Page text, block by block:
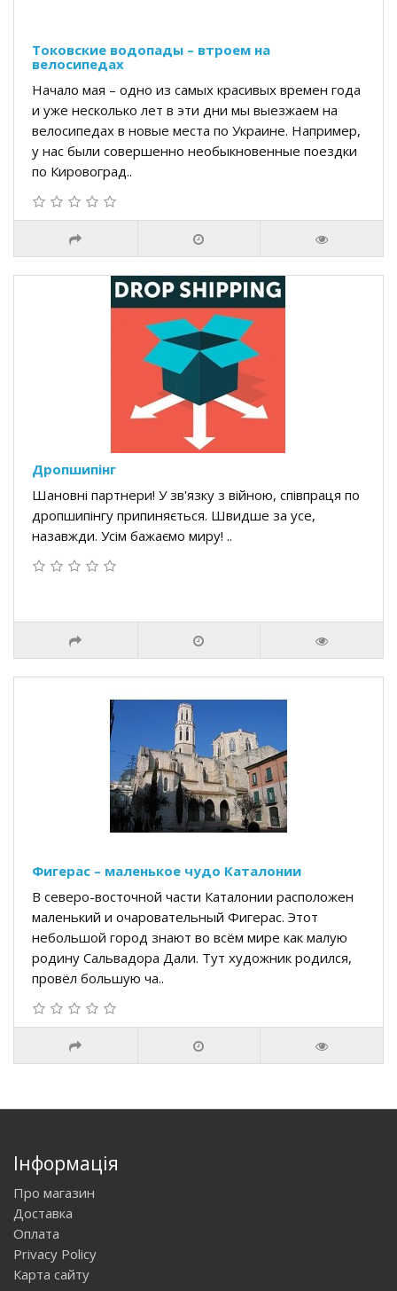
Токовские водопады – втроем на
велосипедах
Начало мая – одно из самых красивых времен года
и уже несколько лет в эти дни мы выезжаем на
велосипедах в новые места по Украине. Например,
у нас были совершенно необыкновенные поездки
по Кировоград..
Дропшипінг
Шановні партнери! У зв'язку з війною, співпраця по
дропшипінгу припиняється. Швидше за усе,
назавжди. Усім бажаємо миру! ..
Фигерас – маленькое чудо Каталонии
В северо-восточной части Каталонии расположен
маленький и очаровательный Фигерас. Этот
небольшой город знают во всём мире как малую
родину Сальвадора Дали. Тут художник родился,
провёл большую ча..
Інформація
Про магазин
Доставка
Оплата
Privacy Policy
Карта сайту